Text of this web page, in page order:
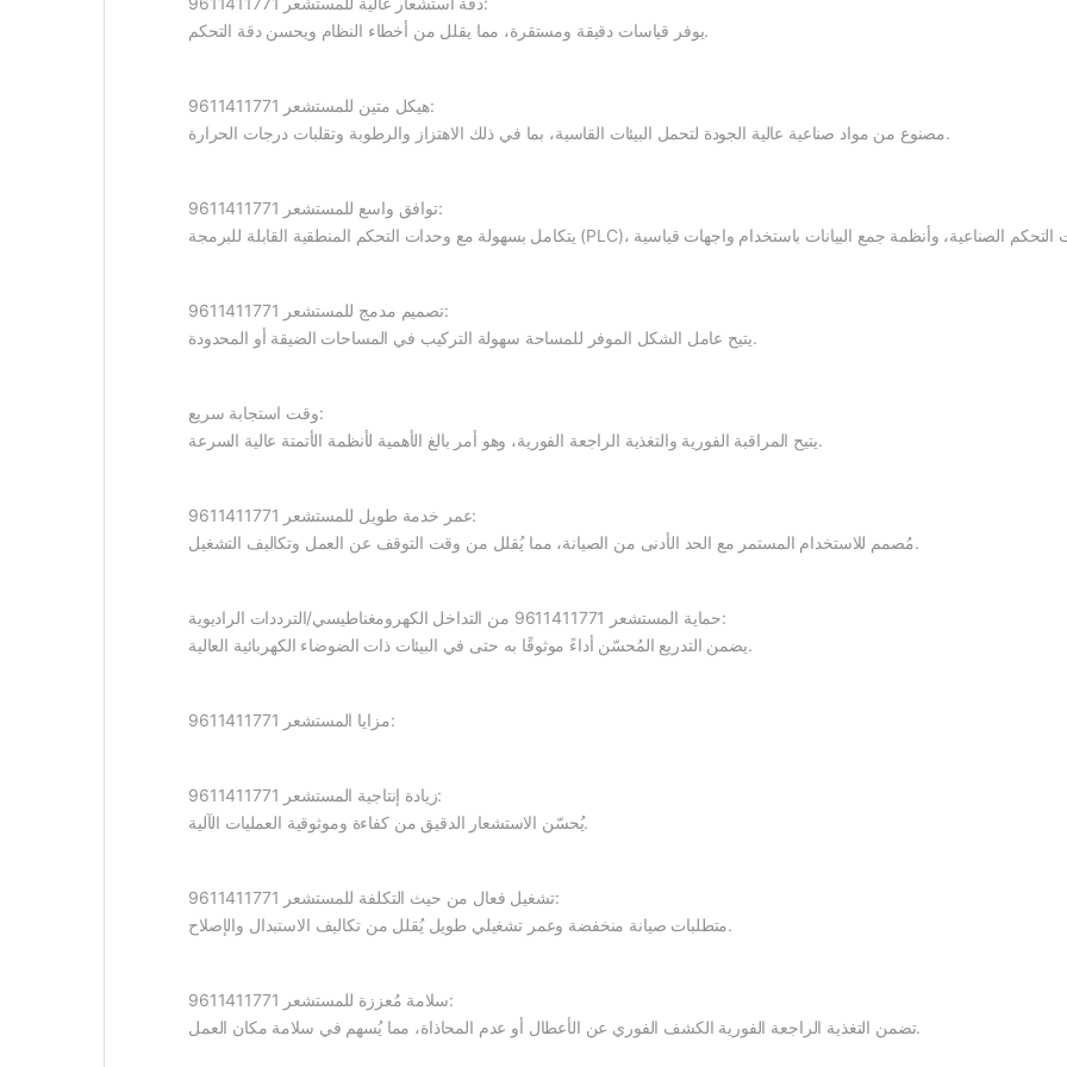
يوفر قياسات دقيقة ومستقرة، مما يقلل من أخطاء النظام ويحسن دقة التحكم.
هيكل متين للمستشعر 9611411771:
مصنوع من مواد صناعية عالية الجودة لتحمل البيئات القاسية، بما في ذلك الاهتزاز والرطوبة وتقلبات درجات الحرارة.
توافق واسع للمستشعر 9611411771:
تصميم مدمج للمستشعر 9611411771:
يتيح عامل الشكل الموفر للمساحة سهولة التركيب في المساحات الضيقة أو المحدودة.
وقت استجابة سريع:
يتيح المراقبة الفورية والتغذية الراجعة الفورية، وهو أمر بالغ الأهمية لأنظمة الأتمتة عالية السرعة.
عمر خدمة طويل للمستشعر 9611411771:
مُصمم للاستخدام المستمر مع الحد الأدنى من الصيانة، مما يُقلل من وقت التوقف عن العمل وتكاليف التشغيل.
حماية المستشعر 9611411771 من التداخل الكهرومغناطيسي/الترددات الراديوية:
يضمن التدريع المُحسّن أداءً موثوقًا به حتى في البيئات ذات الضوضاء الكهربائية العالية.
مزايا المستشعر 9611411771:
زيادة إنتاجية المستشعر 9611411771:
يُحسّن الاستشعار الدقيق من كفاءة وموثوقية العمليات الآلية.
تشغيل فعال من حيث التكلفة للمستشعر 9611411771:
متطلبات صيانة منخفضة وعمر تشغيلي طويل يُقلل من تكاليف الاستبدال والإصلاح.
سلامة مُعززة للمستشعر 9611411771:
تضمن التغذية الراجعة الفورية الكشف الفوري عن الأعطال أو عدم المحاذاة، مما يُسهم في سلامة مكان العمل.